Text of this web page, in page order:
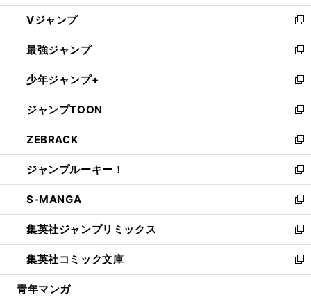
ウ
ィ
ン
ド
ウ
で
開
く
し
い
ウ
ィ
ン
ド
ウ
で
開
く
Vジャンプ
新
し
い
ウ
ィ
ン
ド
ウ
で
開
く
最強ジャンプ
新
し
い
ウ
ィ
ン
ド
ウ
で
開
く
少年ジャンプ+
新
し
い
ウ
ィ
ン
ド
ウ
で
開
く
ジャンプTOON
新
し
い
ウ
ィ
ン
ド
ウ
で
開
く
ZEBRACK
新
し
い
ウ
ィ
ン
ド
ウ
で
開
ジャンプルーキー！
新
し
い
ウ
ィ
ン
ド
ウ
S-MANGA
新
し
い
ウ
ィ
ン
集英社ジャンプリミックス
新
し
い
ウ
集英社コミック文庫
新
し
青年マンガ